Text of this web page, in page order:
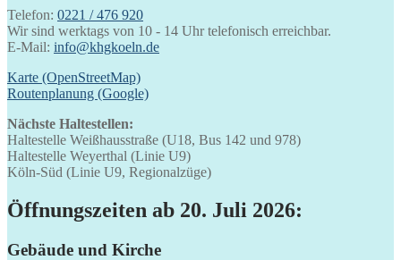
Telefon: 0221 / 476 920
Wir sind werktags von 10 - 14 Uhr telefonisch erreichbar.
E-Mail: info@khgkoeln.de
Karte (OpenStreetMap)
Routenplanung (Google)
Nächste Haltestellen:
Haltestelle Weißhausstraße (U18, Bus 142 und 978)
Haltestelle Weyerthal (Linie U9)
Köln-Süd (Linie U9, Regionalzüge)
Öffnungszeiten ab 20. Juli 2026:
Gebäude und Kirche